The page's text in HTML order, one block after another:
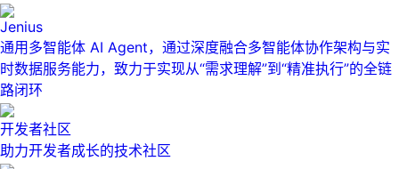
Jenius
通用多智能体 AI Agent，通过深度融合多智能体协作架构与实
时数据服务能力，致力于实现从“需求理解”到“精准执行”的全链
路闭环
开发者社区
助力开发者成长的技术社区